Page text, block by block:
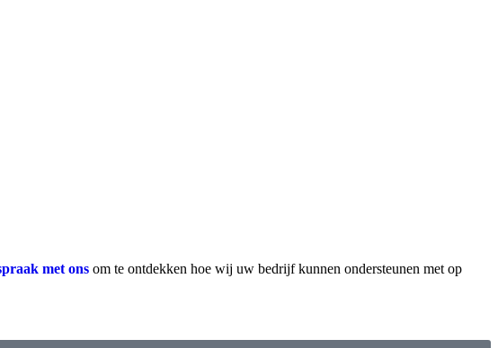
met ons om te ontdekken hoe wij uw bedrijf kunnen ondersteunen met op